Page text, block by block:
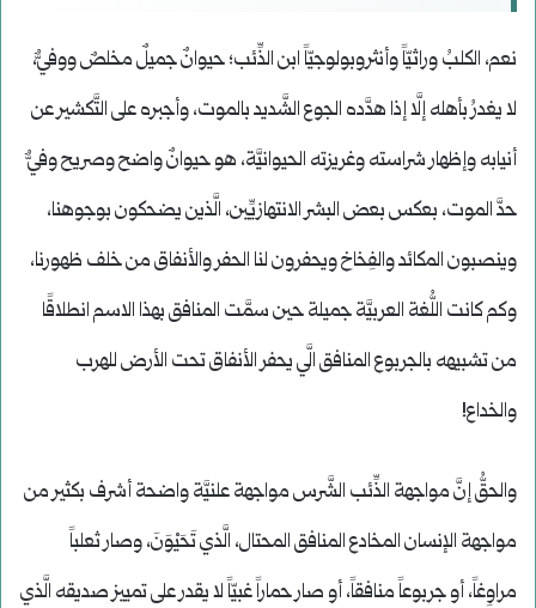
نعم، الكلبُ وراثيّاً وأنثروبولوجيّاً ابن الذِّئب؛ حيوانٌ جميلٌ مخلصٌ ووفيٌّ،
لا يغدرُ بأهله إلَّا إذا هدَّده الجوع الشَّديد بالموت، وأجبره على التَّكشير عن
أنيابه وإظهار شراسته وغريزته الحيوانيَّة، هو حيوانٌ واضح وصريح وفيٌّ
حدَّ الموت، بعكس بعض البشر الانتهازيِّين، الَّذين يضحكون بوجوهنا،
وينصبون المكائد والفِخاخ ويحفرون لنا الحفر والأنفاق من خلف ظهورنا،
وكم كانت اللُّغة العربيَّة جميلة حين سمَّت المنافق بهذا الاسم انطلاقًا
من تشبيهه بالجربوع المنافق الَّي يحفر الأنفاق تحت الأرض للهرب
والخداع!
والحقُّ إنَّ مواجهة الذِّئب الشَّرس مواجهة علنيَّة واضحة أشرف بكثير من
مواجهة الإنسان المخادع المنافق المحتال، الَّذي تَحَيْوَنَ، وصار ثعلباً
مراوِغاً، أو جربوعاً منافقاً، أو صار حماراً غبيّاً لا يقدر على تمييز صديقه الَّذي